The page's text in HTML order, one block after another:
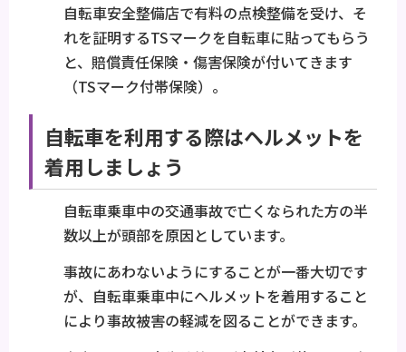
自転車安全整備店で有料の点検整備を受け、そ
れを証明するTSマークを自転車に貼ってもらう
と、賠償責任保険・傷害保険が付いてきます
（TSマーク付帯保険）。
自転車を利用する際はヘルメットを
着用しましょう
自転車乗車中の交通事故で亡くなられた方の半
数以上が頭部を原因としています。
事故にあわないようにすることが一番大切です
が、自転車乗車中にヘルメットを着用すること
により事故被害の軽減を図ることができます。